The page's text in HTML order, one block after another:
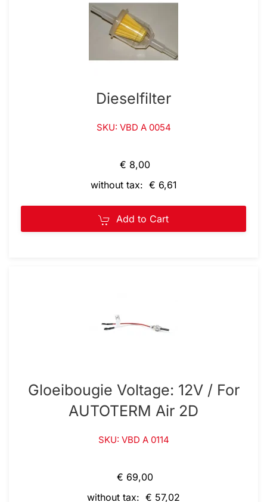
Dieselfilter
SKU: VBD A 0054
€ 8,00
without tax: € 6,61
Add to Cart
Gloeibougie Voltage: 12V / For
AUTOTERM Air 2D
SKU: VBD A 0114
€ 69,00
without tax: € 57,02